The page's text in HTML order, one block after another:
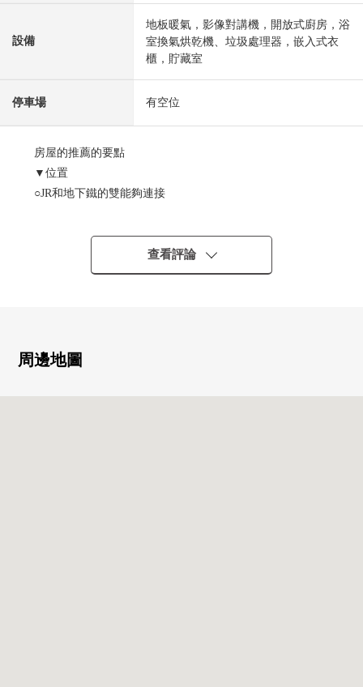
設備
地板暖氣，影像對講機，開放式廚房，浴
室換氣烘乾機、垃圾處理器，嵌入式衣
櫃，貯藏室
停車場 有空位
房屋的推薦的要點
▼位置
○JR和地下鐵的雙能夠連接
○地鐵東西線"西１８丁目"車站步行12分鐘
▼Mansion的特徴
○屋頂庭園、BBQ角有
查看評論
周邊地圖